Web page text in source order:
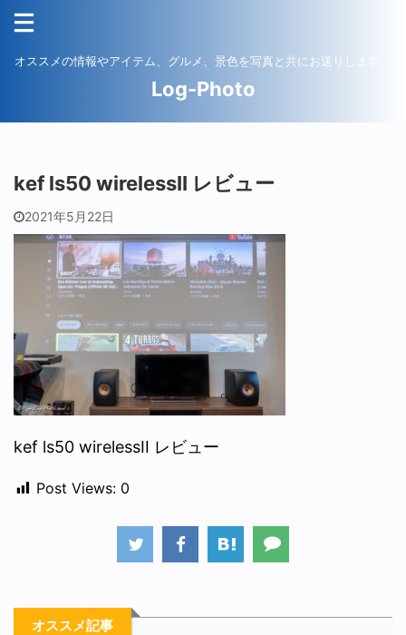
オススメの情報やアイテム、グルメ、景色を写真と共にお送りします。
Log-Photo
kef ls50 wirelessII レビュー
2021年5月22日
kef ls50 wirelessII レビュー
Post Views: 0
オススメ記事